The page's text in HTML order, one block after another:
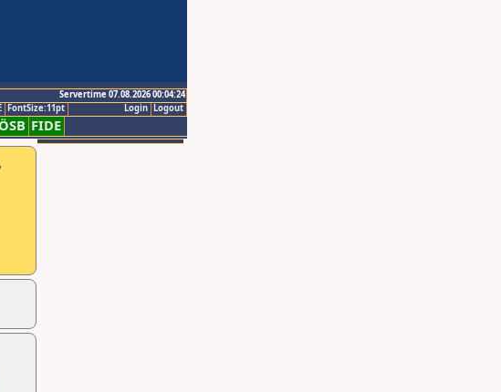
Servertime 07.08.2026 00:04:24
Logout
Login
FontSize:11pt
FIDE